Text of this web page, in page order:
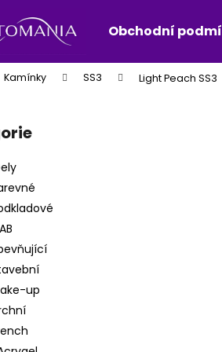
Obchodní
Kamínky SS3 Light Peach SS3
up